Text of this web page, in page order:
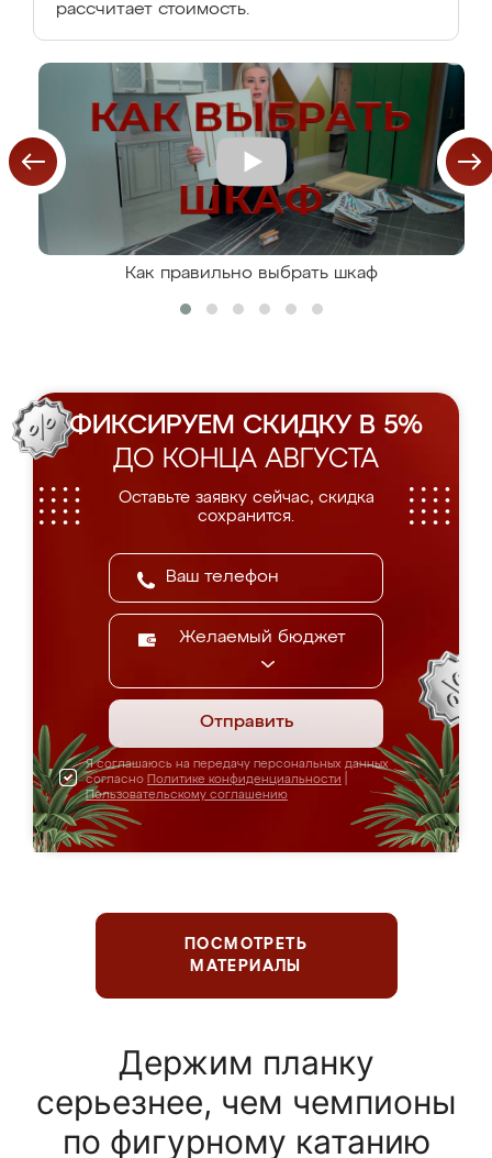
рассчитает стоимость.
Как правильно выбрать шкаф
ФИКСИРУЕМ СКИДКУ В 5%
ДО КОНЦА АВГУСТА
Оставьте заявку сейчас, скидка
сохранится.
Желаемый бюджет
Отправить
Я соглашаюсь на передачу персональных данных
согласно Политике конфиденциальности
Пользовательскому соглашению
ПОСМОТРЕТЬ
МАТЕРИАЛЫ
Держим планку
серьезнее, чем чемпионы
по фигурному катанию